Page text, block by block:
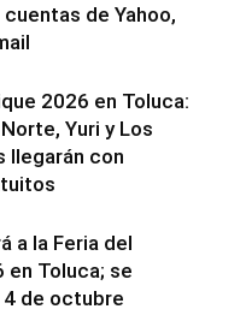
de Yahoo,
2026 en Toluca:
Yuri y Los
llegarán con
a la Feria del
en Toluca; se
de octubre